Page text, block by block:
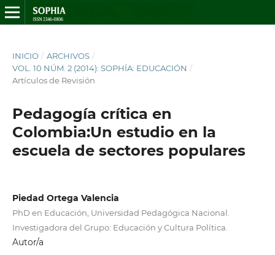
INICIO / ARCHIVOS /
VOL. 10 NÚM. 2 (2014): SOPHÍA: EDUCACIÓN /
Artículos de Revisión
Pedagogía crítica en
Colombia:Un estudio en la
escuela de sectores populares
Piedad Ortega Valencia
PhD en Educación, Universidad Pedagógica Nacional.
Investigadora del Grupo: Educación y Cultura Política.
Autor/a